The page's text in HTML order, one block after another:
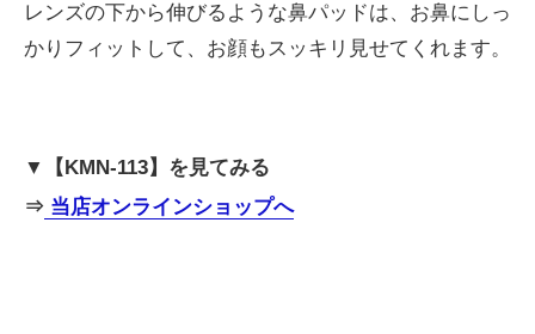
レンズの下から伸びるような鼻パッドは、お鼻にしっ
かりフィットして、お顔もスッキリ見せてくれます。
▼【KMN-113】を見てみる
⇒ 当店オンラインショップへ